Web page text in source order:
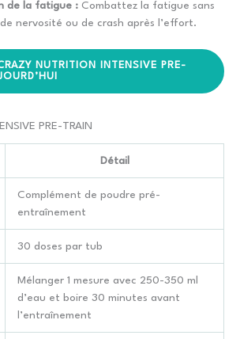
de la fatigue : Combattez la fatigue sans
nervosité ou de crash après l’effort.
NUTRITION INTENSIVE PRE-
PRE-TRAIN
Détail
Complément de poudre pré-
entraînement
30 doses par tub
Mélanger 1 mesure avec 250-350 ml
d’eau et boire 30 minutes avant
l’entraînement